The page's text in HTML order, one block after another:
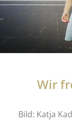
Wir
Bild: Katja